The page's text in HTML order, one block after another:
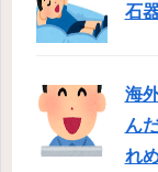
石
海
ん
れ